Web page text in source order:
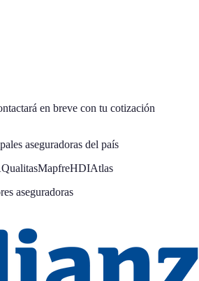
en breve con tu cotización
aseguradoras del país
QualitasMapfreHDIAtlas
aseguradoras